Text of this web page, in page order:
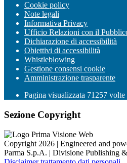
Cookie policy
Note legali
Informativa Privacy
Ufficio Relazioni con il
Dichiarazione di accessibilità
Obiettivi di accessibilità
Whistleblowing
Gestione consensi cookie
Amministrazione trasparente
Pagina visualizzata 71257 volte
Sezione Copyright
Copyright 2026 | Engineered and
Parma S.p.A. | Divisione Publishing